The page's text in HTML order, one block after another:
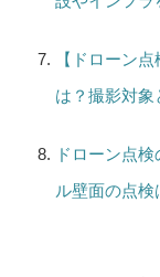
【ドローン
は？撮影対象
ドローン点
ル壁面の点検